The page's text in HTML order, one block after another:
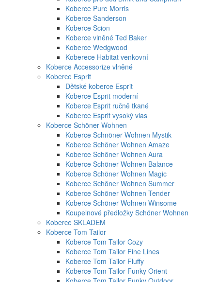
Koberce Pure Morris
Koberce Sanderson
Koberce Scion
Koberce vlněné Ted Baker
Koberce Wedgwood
Koberece Habitat venkovní
Koberce Accessorize vlněné
Koberce Esprit
Dětské koberce Esprit
Koberce Esprit moderní
Koberce Esprit ručně tkané
Koberce Esprit vysoký vlas
Koberce Schöner Wohnen
Koberce Schnöner Wohnen Mystik
Koberce Schöner Wohnen Amaze
Koberce Schöner Wohnen Aura
Koberce Schöner Wohnen Balance
Koberce Schöner Wohnen Magic
Koberce Schöner Wohnen Summer
Koberce Schöner Wohnen Tender
Koberce Schöner Wohnen Winsome
Koupelnové předložky Schöner Wohnen
Koberce SKLADEM
Koberce Tom Tailor
Koberce Tom Tailor Cozy
Koberce Tom Tailor Fine Lines
Koberce Tom Tailor Fluffy
Koberce Tom Tailor Funky Orient